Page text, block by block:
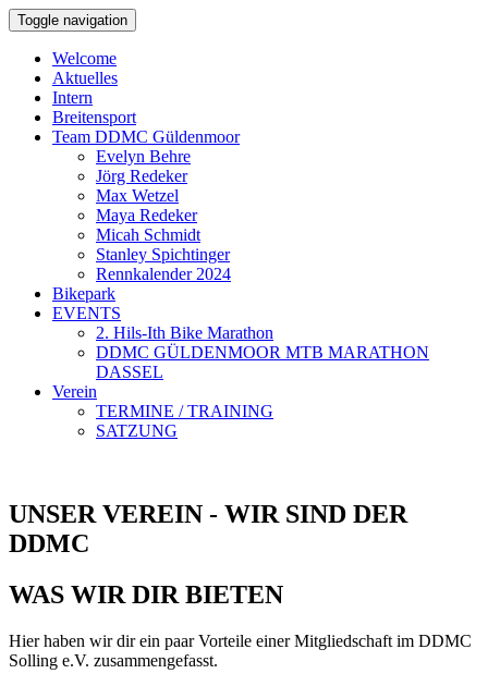
Toggle navigation
Welcome
Aktuelles
Intern
Breitensport
Team DDMC Güldenmoor
Evelyn Behre
Jörg Redeker
Max Wetzel
Maya Redeker
Micah Schmidt
Stanley Spichtinger
Rennkalender 2024
Bikepark
EVENTS
2. Hils-Ith Bike Marathon
DDMC GÜLDENMOOR MTB MARATHON
DASSEL
Verein
TERMINE / TRAINING
SATZUNG
UNSER VEREIN - WIR SIND DER
DDMC
WAS WIR DIR BIETEN
Hier haben wir dir ein paar Vorteile einer Mitgliedschaft im DDMC
Solling e.V. zusammengefasst.